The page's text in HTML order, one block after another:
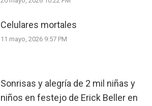
Celulares mortales
11 mayo, 2026 9:57 PM
Sonrisas y alegría de 2 mil niñas y
niños en festejo de Erick Beller en